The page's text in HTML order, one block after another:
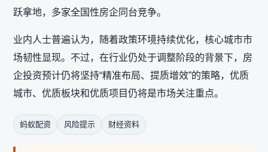
跃拿地，多家全国性房企同台竞争。
业内人士普遍认为，随着政策环境持续优化，核心城市市
场韧性显现。不过，在行业仍处于调整阶段的背景下，房
企投资预计仍将坚持“精准布局、提质增效”的策略，优质
城市、优质板块和优质项目仍将是市场关注重点。
蚂蚁配资 风险提示 财经资料